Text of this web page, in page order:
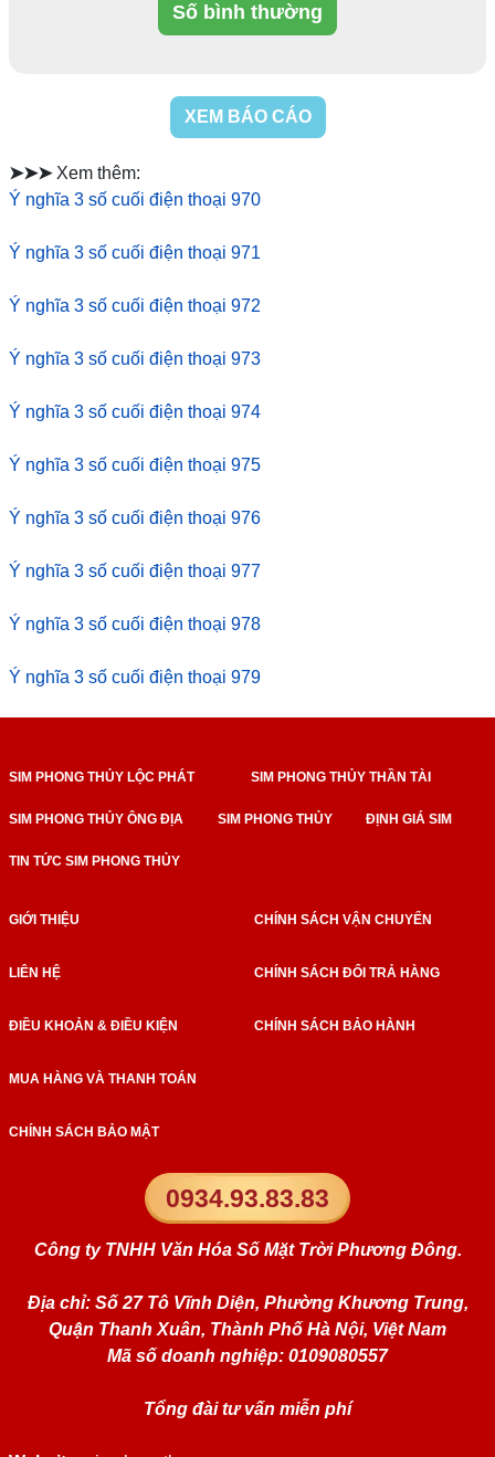
Số bình thường
XEM BÁO CÁO
➤➤➤ Xem thêm:
Ý nghĩa 3 số cuối điện thoại 970
Ý nghĩa 3 số cuối điện thoại 971
Ý nghĩa 3 số cuối điện thoại 972
Ý nghĩa 3 số cuối điện thoại 973
Ý nghĩa 3 số cuối điện thoại 974
Ý nghĩa 3 số cuối điện thoại 975
Ý nghĩa 3 số cuối điện thoại 976
Ý nghĩa 3 số cuối điện thoại 977
Ý nghĩa 3 số cuối điện thoại 978
Ý nghĩa 3 số cuối điện thoại 979
SIM PHONG THỦY LỘC PHÁT SIM PHONG THỦY THẦN TÀI
SIM PHONG THỦY ÔNG ĐỊA SIM PHONG THỦY ĐỊNH GIÁ SIM
TIN TỨC SIM PHONG THỦY
0934.93.83.83
Công ty TNHH Văn Hóa Số Mặt Trời Phương Đông.
Địa chỉ: Số 27 Tô Vĩnh Diện, Phường Khương Trung,
Quận Thanh Xuân, Thành Phố Hà Nội, Việt Nam
Mã số doanh nghiệp: 0109080557
Tổng đài tư vấn miễn phí
GIỚI THIỆU
LIÊN HỆ
ĐIỀU KHOẢN & ĐIỀU KIỆN
MUA HÀNG VÀ THANH TOÁN
CHÍNH SÁCH BẢO MẬT
CHÍNH SÁCH VẬN CHUYỂN
CHÍNH SÁCH ĐỔI TRẢ HÀNG
CHÍNH SÁCH BẢO HÀNH